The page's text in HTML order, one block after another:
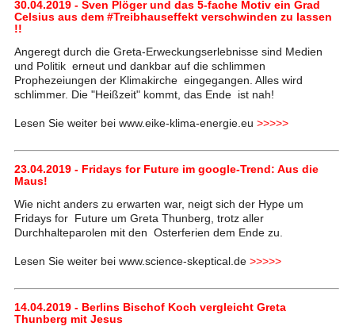
30.04.2019 - Sven Plöger und das 5-fache Motiv ein Grad
Celsius aus dem #Treibhauseffekt verschwinden zu lassen
!!
Angeregt durch die Greta-Erweckungserlebnisse sind Medien
und Politik erneut und dankbar auf die schlimmen
Prophezeiungen der Klimakirche eingegangen. Alles wird
schlimmer. Die "Heißzeit" kommt, das Ende ist nah!
Lesen Sie weiter bei www.eike-klima-energie.eu >>>>>
23.04.2019 - Fridays for Future im google-Trend: Aus die
Maus!
Wie nicht anders zu erwarten war, neigt sich der Hype um
Fridays for Future um Greta Thunberg, trotz aller
Durchhalteparolen mit den Osterferien dem Ende zu.
Lesen Sie weiter bei www.science-skeptical.de >>>>>
14.04.2019 - Berlins Bischof Koch vergleicht Greta
Thunberg mit Jesus